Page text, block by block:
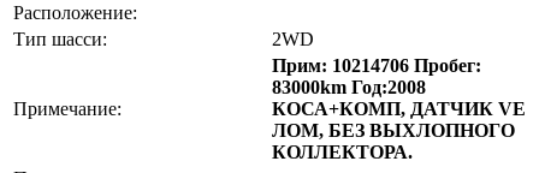
Расположение:
Тип шасси:
2WD
Примечание:
Прим: 10214706 Пробег:
83000km Год:2008
КОСА+КОМП, ДАТЧИК VE
ЛОМ, БЕЗ ВЫХЛОПНОГО
КОЛЛЕКТОРА.